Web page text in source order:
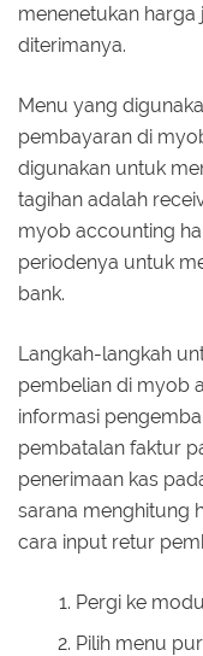
menenetukan
diterimanya.
Menu yang
pembayaran di
digunakan untuk
tagihan adalah
myob accounting
periodenya untuk
bank.
Langkah-langkah
pembelian di myob
informasi
pembatalan faktur
penerimaan kas
sarana menghitung
cara input retur
Pergi ke
Pilih menu